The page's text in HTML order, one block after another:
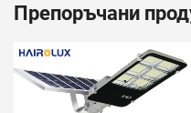
Препоръчани